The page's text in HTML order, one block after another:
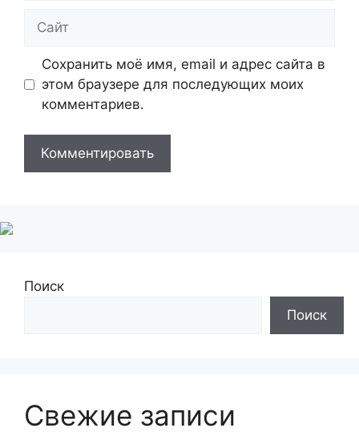
Сохранить моё имя, email и адрес сайта в
этом браузере для последующих моих
комментариев.
Поиск
Поиск
Свежие записи